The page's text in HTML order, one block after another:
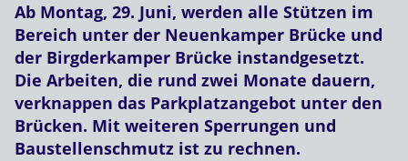
Ab Montag, 29. Juni, werden alle Stützen im
Bereich unter der Neuenkamper Brücke und
der Birgderkamper Brücke instandgesetzt.
Die Arbeiten, die rund zwei Monate dauern,
verknappen das Parkplatzangebot unter den
Brücken. Mit weiteren Sperrungen und
Baustellenschmutz ist zu rechnen.